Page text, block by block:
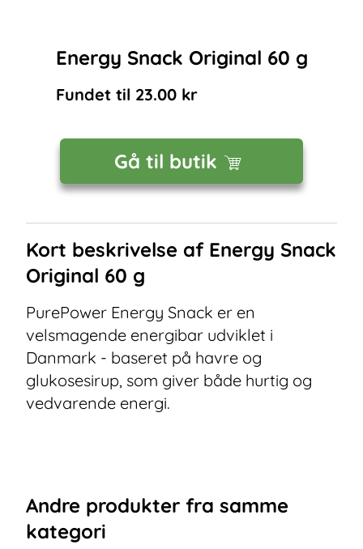
Energy Snack Original 60 g
Fundet til 23.00kr
Gå til butik
Kort beskrivelse af Energy Snack
Original 60 g
PurePower Energy Snack er en
velsmagende energibar udviklet i
Danmark - baseret på havre og
glukosesirup, som giver både hurtig og
vedvarende energi.
Andre produkter fra samme
kategori